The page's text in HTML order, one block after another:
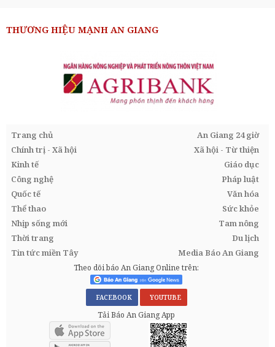
THƯƠNG HIỆU MẠNH AN GIANG
Trang chủ
An Giang 24 giờ
Chính trị - Xã hội
Xã hội - Từ thiện
Kinh tế
Giáo dục
Công nghệ
Pháp luật
Quốc tế
Văn hóa
Thể thao
Sức khỏe
Nhịp sống mới
Tam nông
Thời trang
Du lịch
Tin tức miền Tây
Media Báo An Giang
Theo dõi báo An Giang Online trên:
FACEBOOK YOUTUBE
Tải Báo An Giang App